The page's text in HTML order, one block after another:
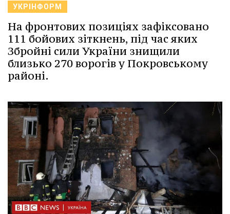
УКРІНФОРМ
На фронтових позиціях зафіксовано
111 бойових зіткнень, під час яких
Збройні сили України знищили
близько 270 ворогів у Покровському
районі.